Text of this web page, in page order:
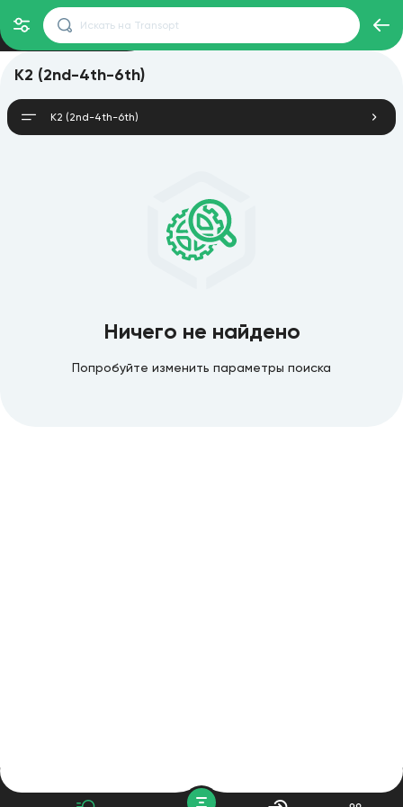
K2 (2nd-4th-6th)
K2 (2nd-4th-6th)
Ничего не найдено
Попробуйте изменить параметры поиска